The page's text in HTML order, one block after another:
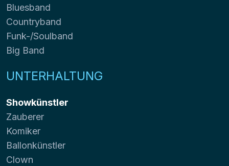
Bluesband
Countryband
Funk-/Soulband
Big Band
UNTERHALTUNG
Showkünstler
Zauberer
Komiker
Ballonkünstler
Clown